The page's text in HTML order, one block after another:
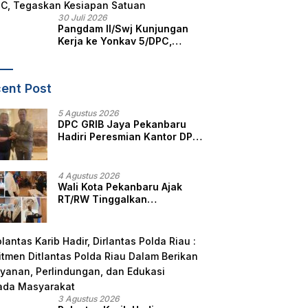
30 Juli 2026
Pangdam II/Swj Kunjungan
Kerja ke Yonkav 5/DPC,
Post
5 Agustus 2026
DPC GRIB Jaya Pekanbaru
Hadiri Peresmian Kantor DPD
Pekanbaru
4 Agustus 2026
Wali Kota Pekanbaru Ajak
RT/RW Tinggalkan
3 Agustus 2026